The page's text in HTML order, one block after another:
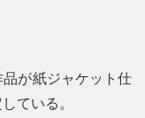
が紙ジャケット仕
ている。